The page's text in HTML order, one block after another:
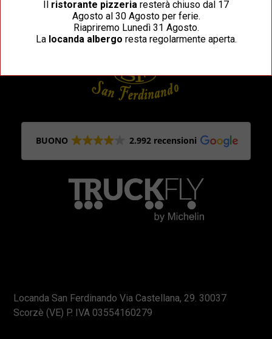
BUONO 2.992 recensioni
Locanda San Ferdinando Via Castellana, 29. 30037
Scorzè (VE) P. IVA 03554160279
Il ristorante pizzeria resterà chiuso dal 17
Agosto al 30 Agosto per ferie.
Riapriremo Lunedì 31 Agosto.
La locanda albergo resta regolarmente aperta.